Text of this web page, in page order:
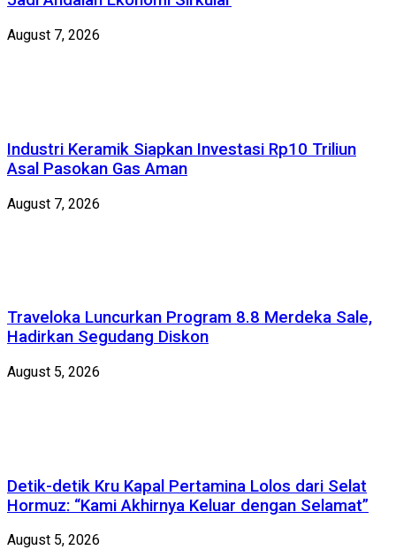
August 7, 2026
Industri Keramik Siapkan Investasi Rp10 Triliun
Asal Pasokan Gas Aman
August 7, 2026
Traveloka Luncurkan Program 8.8 Merdeka Sale,
Hadirkan Segudang Diskon
August 5, 2026
Detik-detik Kru Kapal Pertamina Lolos dari Selat
Hormuz: “Kami Akhirnya Keluar dengan Selamat”
August 5, 2026